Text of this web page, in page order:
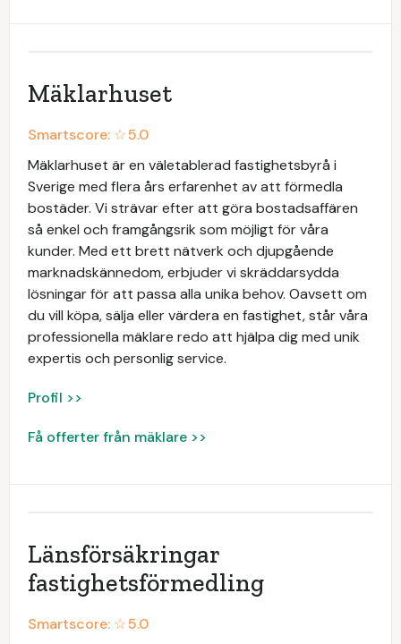
Mäklarhuset
Smartscore: ☆5.0
Mäklarhuset är en väletablerad fastighetsbyrå i
Sverige med flera års erfarenhet av att förmedla
bostäder. Vi strävar efter att göra bostadsaffären
så enkel och framgångsrik som möjligt för våra
kunder. Med ett brett nätverk och djupgående
marknadskännedom, erbjuder vi skräddarsydda
lösningar för att passa alla unika behov. Oavsett om
du vill köpa, sälja eller värdera en fastighet, står våra
professionella mäklare redo att hjälpa dig med unik
expertis och personlig service.
Profil >>
Få offerter från mäklare >>
Länsförsäkringar
fastighetsförmedling
Smartscore: ☆5.0